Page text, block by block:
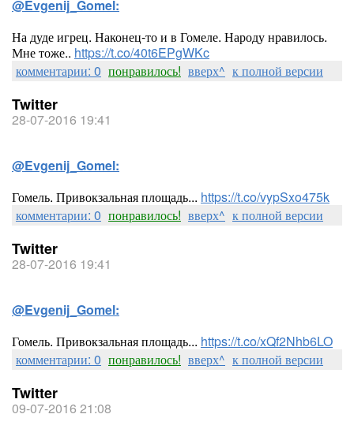
@Evgenij_Gomel:
На дуде игрец. Наконец-то и в Гомеле. Народу нравилось.
Мне тоже.. https://t.co/40t6EPgWKc
комментарии: 0 понравилось! вверх^ к полной версии
Twitter
28-07-2016 19:41
@Evgenij_Gomel:
Гомель. Привокзальная площадь... https://t.co/vypSxo475k
комментарии: 0 понравилось! вверх^ к полной версии
Twitter
28-07-2016 19:41
@Evgenij_Gomel:
Гомель. Привокзальная площадь... https://t.co/xQf2Nhb6LO
комментарии: 0 понравилось! вверх^ к полной версии
Twitter
09-07-2016 21:08